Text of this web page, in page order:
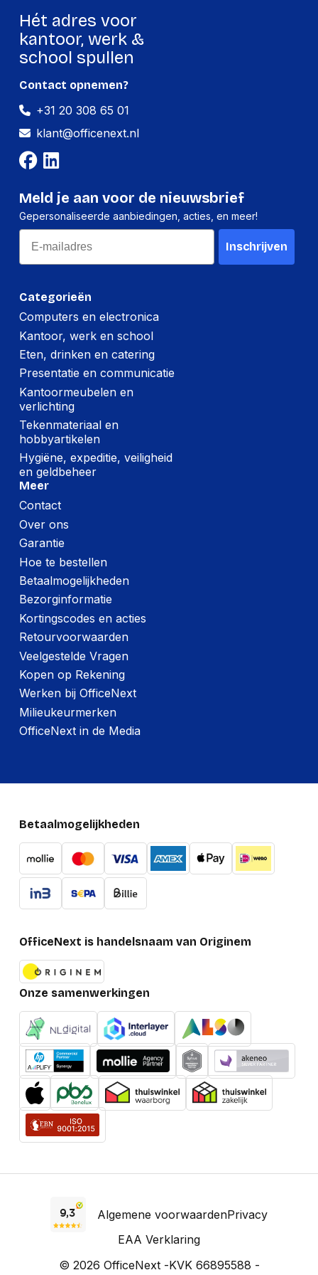
Hét adres voor
kantoor, werk &
school spullen
Categorieën
Computers en electronica
Kantoor, werk en school
Eten, drinken en catering
Presentatie en communicatie
Kantoormeubelen en
verlichting
Tekenmateriaal en
hobbyartikelen
Hygiëne, expeditie, veiligheid
en geldbeheer
Meer
Contact
Over ons
Garantie
Hoe te bestellen
Betaalmogelijkheden
Bezorginformatie
Kortingscodes en acties
Retourvoorwaarden
Veelgestelde Vragen
Kopen op Rekening
Werken bij OfficeNext
Milieukeurmerken
OfficeNext in de Media
Contact opnemen?
+31 20 308 65 01
klant@officenext.nl
Meld je aan voor de nieuwsbrief
Gepersonaliseerde aanbiedingen, acties, en meer!
Email
Inschrijven
Betaalmogelijkheden
OfficeNext is handelsnaam van Originem
Onze samenwerkingen
Algemene voorwaardenPrivacy
EAA Verklaring
© 2026 OfficeNext -KVK 66895588 -